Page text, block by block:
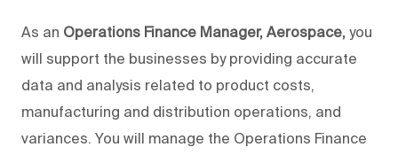
As an Operations Finance Manager, Aerospace, you
will support the businesses by providing accurate
data and analysis related to product costs,
manufacturing and distribution operations, and
variances. You will manage the Operations Finance